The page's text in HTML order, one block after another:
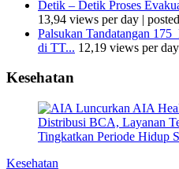
Detik – Detik Proses
13,94 views per day |
Palsukan Tandatangan
di TT... 12,19 views per day
Kesehatan
Kesehatan